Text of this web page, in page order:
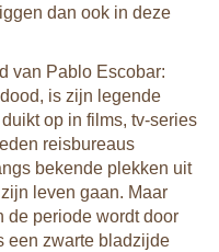
dan ook in deze
van Pablo Escobar:
is zijn legende
op in films, tv-series
reisbureaus
bekende plekken uit
leven gaan. Maar
de periode wordt door
een zwarte bladzijde